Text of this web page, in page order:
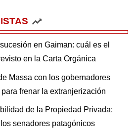
en Gaiman: cuál es el
en la Carta Orgánica
Massa con los gobernadores
frenar la extranjerización
de la Propiedad Privada:
senadores patagónicos